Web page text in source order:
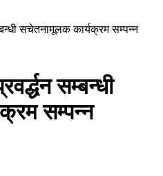
सचेतनामूलक कार्यक्रम सम्पन्न
सम्बन्धी
सम्पन्न